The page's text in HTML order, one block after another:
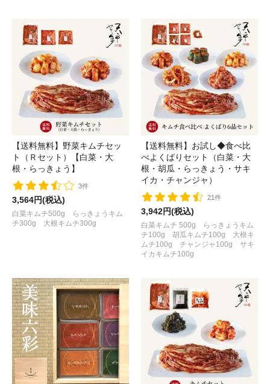
【送料無料】野菜キムチセッ
ト（Ｒセット）【白菜・大
根・らっきょう】
3件
3,564円(税込)
白菜キムチ500g らっきょうキム
チ300g 大根キムチ300g
【送料無料】お試し◆食べ比
べよくばりセット（白菜・大
根・胡瓜・らっきょう・サキ
イカ・チャンジャ）
21件
3,942円(税込)
白菜キムチ 500g らっきょうキム
チ100g 胡瓜キムチ100g 大根キ
ムチ100g チャンジャ100g サキ
イカキムチ100g